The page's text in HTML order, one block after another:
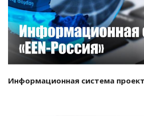
Информационная система